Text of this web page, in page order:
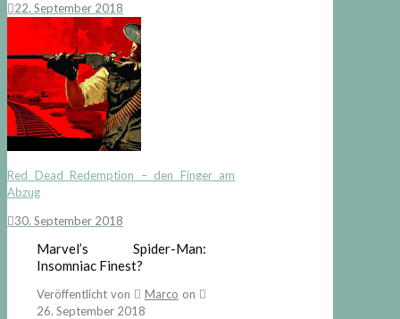
22. September 2018
Red Dead Redemption – den Finger am
Abzug
30. September 2018
Marvel’s Spider-Man:
Insomniac Finest?
Veröffentlicht von Marco on
26. September 2018